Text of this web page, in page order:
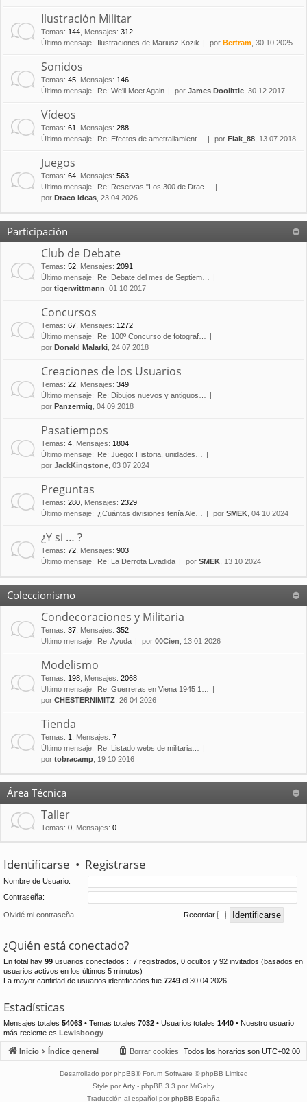
Ilustración Militar
Temas: 144 Mensajes: 312
Último mensaje:
Ilustraciones de Mariusz Kozik por Bertram , 30 10 2025
Sonidos
Temas: 45 Mensajes: 146
Último mensaje:
Re: We'll Meet Again por James Doolittle , 30 12 2017
Vídeos
Temas: 61 Mensajes: 288
Último mensaje:
Re: Efectos de ametrallamient… por Flak_88 , 13 07 2018
Juegos
Temas: 64 Mensajes: 563
Último mensaje:
Re: Reservas "Los 300 de Drac…
por Draco Ideas , 23 04 2026
Participación
Club de Debate
Temas: 52 Mensajes: 2091
Último mensaje:
Re: Debate del mes de Septiem…
por tigerwittmann , 01 10 2017
Concursos
Temas: 67 Mensajes: 1272
Último mensaje:
Re: 100º Concurso de fotograf…
por Donald Malarki , 24 07 2018
Creaciones de los Usuarios
Temas: 22 Mensajes: 349
Último mensaje:
Re: Dibujos nuevos y antiguos…
por Panzermig , 04 09 2018
Pasatiempos
Temas: 4 Mensajes: 1804
Último mensaje:
Re: Juego: Historia, unidades…
por JackKingstone , 03 07 2024
Preguntas
Temas: 280 Mensajes: 2329
Último mensaje: ¿Cuántas divisiones tenía Ale… por SMEK , 04 10 2024
¿Y si … ?
Temas: 72 Mensajes: 903
Último mensaje:
Re: La Derrota Evadida por SMEK , 13 10 2024
Coleccionismo
Condecoraciones y Militaria
Temas: 37 Mensajes: 352
Último mensaje:
Re: Ayuda por 00Cien , 13 01 2026
Modelismo
Temas: 198 Mensajes: 2068
Último mensaje:
Re: Guerreras en Viena 1945 1…
por CHESTERNIMITZ , 26 04 2026
Tienda
Temas: 1 Mensajes: 7
Último mensaje:
Re: Listado webs de militaria…
por tobracamp , 19 10 2016
Área Técnica
Taller
Temas: 0 Mensajes: 0
Identificarse • Registrarse
Nombre de Usuario:
Contraseña:
Olvidé mi contraseña Recordar
¿Quién está conectado?
En total hay 99 usuarios conectados :: 7 registrados, 0 ocultos y 92 invitados (basados en
usuarios activos en los últimos 5 minutos)
La mayor cantidad de usuarios identificados fue 7249 el 30 04 2026
Estadísticas
Mensajes totales 54063 • Temas totales 7032 • Usuarios totales 1440 • Nuestro usuario
más reciente es Lewisboogy
Inicio Índice general Todos los horarios son UTC+02:00
Borrar cookies
Desarrollado por phpBB® Forum Software © phpBB Limited
Style por Arty - phpBB 3.3 por MrGaby
Traducción al español por phpBB España